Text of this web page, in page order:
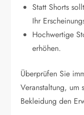
Statt Shorts
Ihr
Hochwertige
erhöhen.
Überprüfen Sie
Veranstaltung, um
Bekleidung den